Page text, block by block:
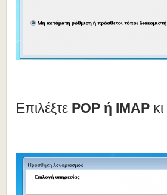
Επιλέξτε POP ή IMAP κι